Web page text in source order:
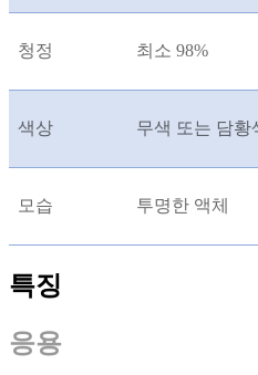
청정 최소 98%
색상 무색 또는 담황
모습 투명한 액체
특징
응용